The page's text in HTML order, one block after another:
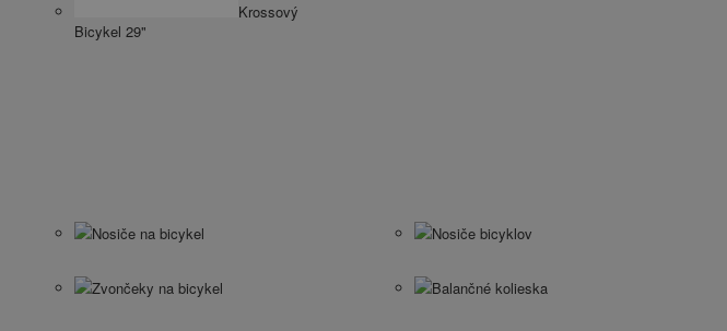
Krossový
Bicykel 29"
Nosiče na bicykel Nosiče bicyklov
Zvončeky na bicykel Balančné kolieska